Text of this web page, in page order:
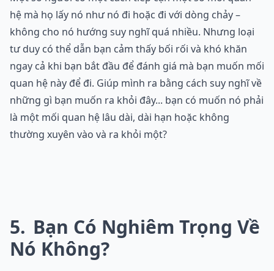
hệ mà họ lấy nó như nó đi hoặc đi với dòng chảy –
không cho nó hướng suy nghĩ quá nhiều. Nhưng loại
tư duy có thể dẫn bạn cảm thấy bối rối và khó khăn
ngay cả khi bạn bắt đầu để đánh giá mà bạn muốn mối
quan hệ này để đi. Giúp mình ra bằng cách suy nghĩ về
những gì bạn muốn ra khỏi đây... bạn có muốn nó phải
là một mối quan hệ lâu dài, dài hạn hoặc không
thường xuyên vào và ra khỏi một?
5 Bạn Có Nghiêm Trọng Về
Nó Không?